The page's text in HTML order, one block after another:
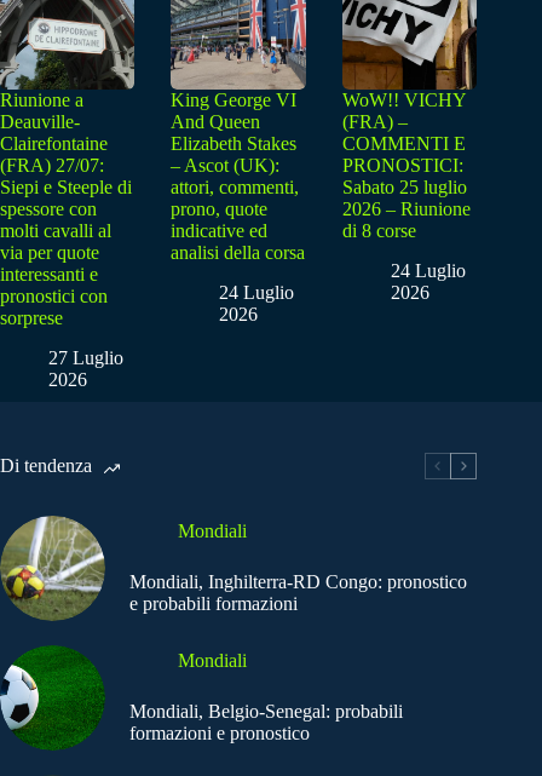
Riunione a
Deauville-
Clairefontaine
(FRA) 27/07:
Siepi e Steeple di
spessore con
molti cavalli al
via per quote
interessanti e
pronostici con
sorprese
27 Luglio
2026
King George VI
And Queen
Elizabeth Stakes
– Ascot (UK):
attori, commenti,
prono, quote
indicative ed
analisi della corsa
24 Luglio
2026
WoW!! VICHY
(FRA) –
COMMENTI E
PRONOSTICI:
Sabato 25 luglio
2026 – Riunione
di 8 corse
24 Luglio
2026
Di tendenza
Mondiali
Mondiali, Inghilterra-RD Congo: pronostico
e probabili formazioni
Mondiali
Mondiali, Belgio-Senegal: probabili
formazioni e pronostico